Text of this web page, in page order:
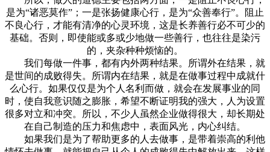
是为“诸恶莫作”；一是张扬健康心行，是为“众善奉行”。阻止
不良心行，才能有清净的心灵环境，这是长养善行必不可少的
基础。否则，即使能或多或少地做一些善行，也往往是染污
的，夹杂种种烦恼的。
我们每做一件事，都有内外两种结果。所谓外在结果，就
是世间的成败得失。所谓内在结果，就是在做事过程中成就什
么心行。如果仅仅是为个人名利而做，就会在发展事业的同
时，使自我意识随之膨胀，希望不断证明我的强大，人为设置
很多对立和冲突。所以，不少人虽然企业做得很大，却长期处
在自己制造的压力和焦虑中，表面风光，内心纠结。
如果我们是为了帮助更多的人去做事，是带着崇高的利他